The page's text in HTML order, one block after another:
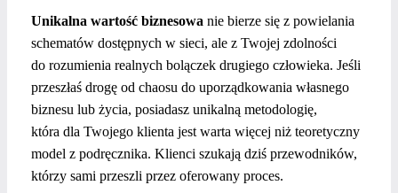
Unikalna wartość biznesowa nie bierze się z powielania
schematów dostępnych w sieci, ale z Twojej zdolności
do rozumienia realnych bolączek drugiego człowieka. Jeśli
przeszłaś drogę od chaosu do uporządkowania własnego
biznesu lub życia, posiadasz unikalną metodologię,
która dla Twojego klienta jest warta więcej niż teoretyczny
model z podręcznika. Klienci szukają dziś przewodników,
którzy sami przeszli przez oferowany proces.